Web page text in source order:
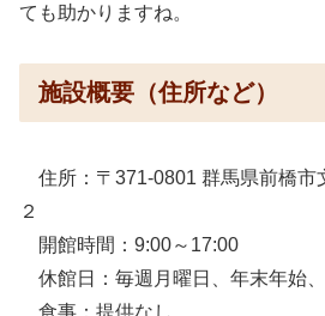
ても助かりますね。
施設概要（住所など）
住所：〒371-0801 群馬県前橋市
２
開館時間：9:00～17:00
休館日：毎週月曜日、年末年始、
食事：提供なし